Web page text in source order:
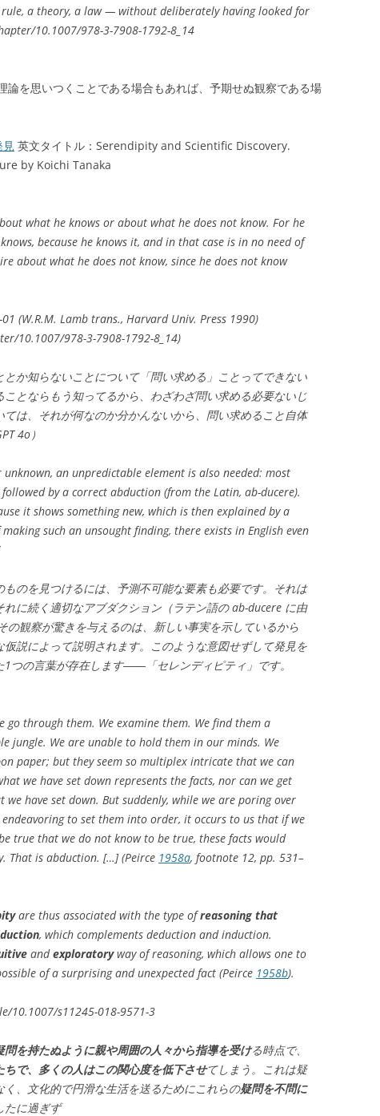
a theory, a law — without deliberately having looked for
10.1007/978-3-7908-1792-8_14
論を思いつくことである場合もあれば、予期せぬ観察である場
見 英文タイトル：Serendipity and Scientific Discovery.
by Koichi Tanaka
what he knows or about what he does not know. For he
because he knows it, and in that case is in no need of
about what he does not know, since he does not know
01 (W.R.M. Lamb trans., Harvard Univ. Press 1990)
10.1007/978-3-7908-1792-8_14)
か知らないことについて「問い求める」ことってできない
とならもう知ってるから、わざわざ問い求める必要ないじ
は、それが何なのか分かんないから、問い求めること自体
4o）
an unpredictable element is also needed: most
by a correct abduction (from the Latin, ab-ducere).
it shows something new, which is then explained by a
such an unsought finding, there exists in English even
のを見つけるには、予測不可能な要素も必要です。それは
に続く適切なアブダクション（ラテン語の ab-ducere に由
の観察が驚きを与えるのは、新しい事実を示しているから
説によって説明されます。このような意図せずして発見を
1つの言葉が存在します――「セレンディピティ」です。
go through them. We examine them. We find them a
jungle. We are unable to hold them in our minds. We
paper; but they seem so multiplex intricate that we can
we have set down represents the facts, nor can we get
have set down. But suddenly, while we are poring over
to set them into order, it occurs to us that if we
true that we do not know to be true, these facts would
That is abduction. […] (Peirce 1958a, footnote 12, pp. 531–
are thus associated with the type ofreasoning that
, which complements deduction and induction.
andexploratoryway of reasoning, which allows one to
of a surprising and unexpected fact (Peirce 1958b).
10.1007/s11245-018-9571-3
問を持たぬように親や周囲の人々から指導を受ける時点で、
で、多くの人はこの関心度を低下させてしまう。これは疑
、文化的で円滑な生活を送るためにこれらの疑問を不問に
たに過ぎず